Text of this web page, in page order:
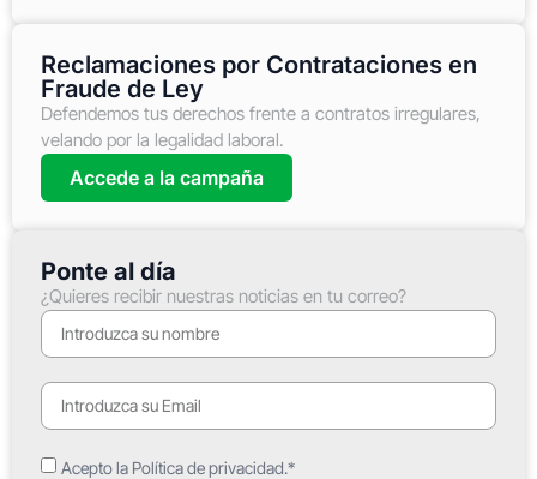
Reclamaciones por Contrataciones en
Fraude de Ley
Defendemos tus derechos frente a contratos irregulares,
velando por la legalidad laboral.
Accede a la campaña
Ponte al día
¿Quieres recibir nuestras noticias en tu correo?
Acepto la Política de privacidad.*